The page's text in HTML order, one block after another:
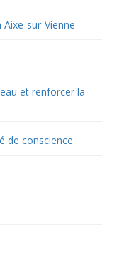
sur-Vienne
et renforcer la
de conscience